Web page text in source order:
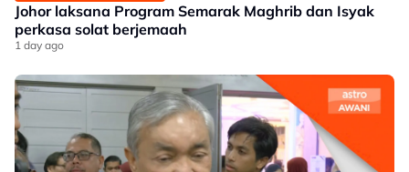
Johor laksana Program Semarak Maghrib dan Isyak
perkasa solat berjemaah
1 day ago